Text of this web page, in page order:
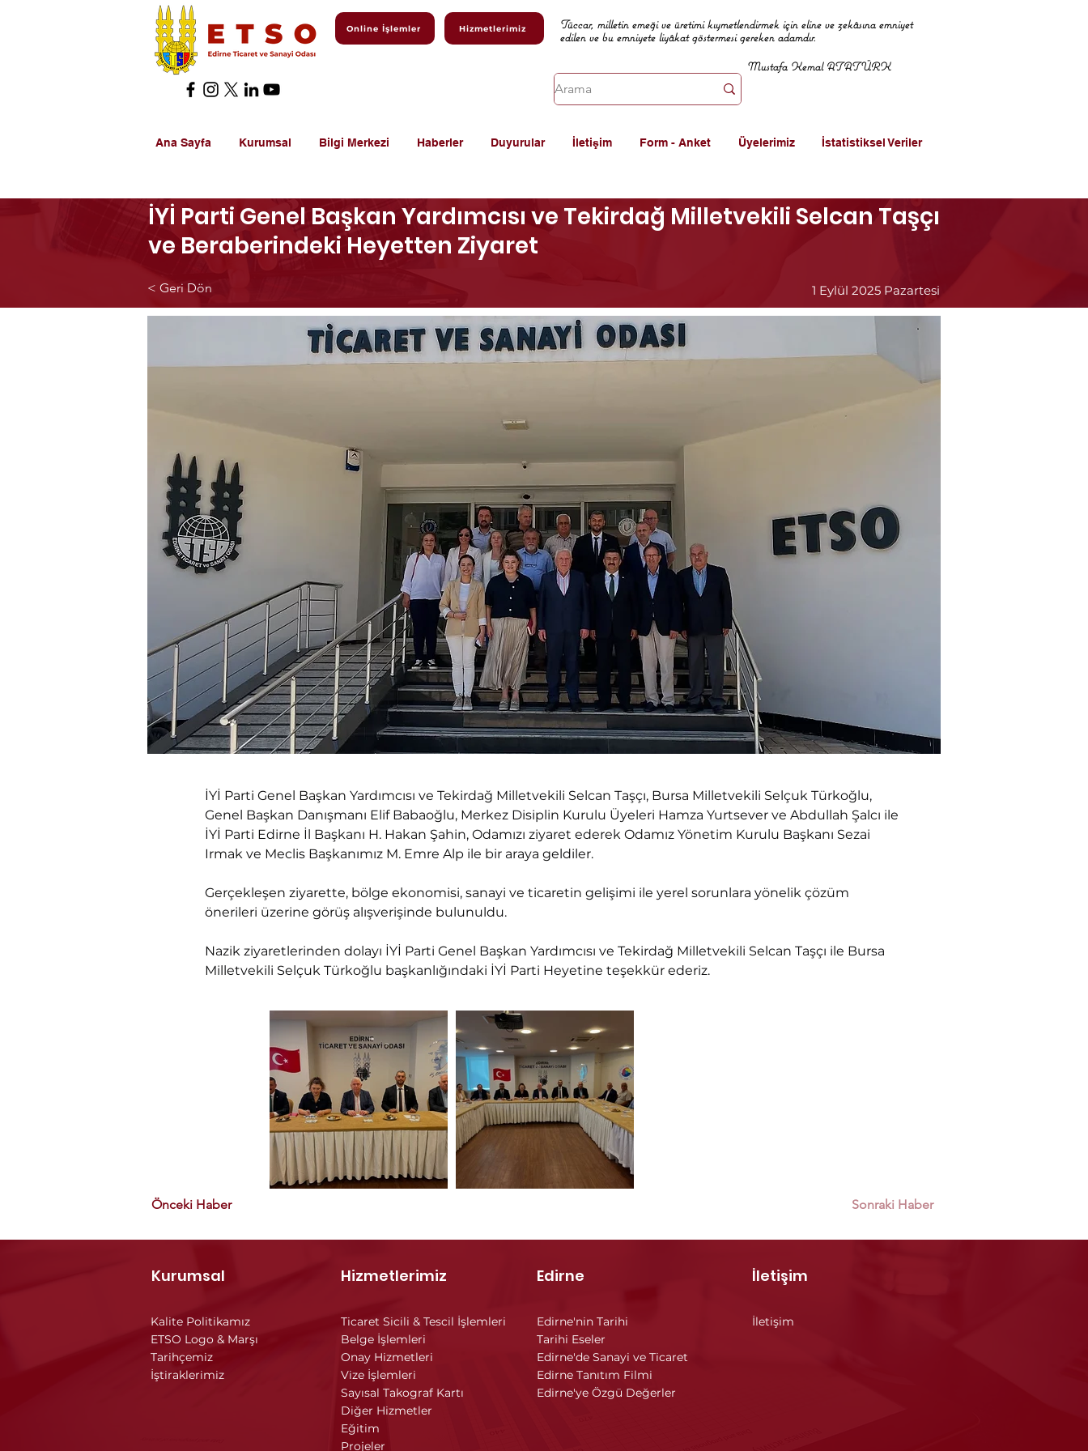
Online İşlemler Hizmetlerimiz
Tüccar, milletin emeği ve üretimi kıymetlendirmek için eline ve zekâsına emniyet
edilen ve bu emniyete liyâkat göstermesi gereken adamdır.
Mustafa Kemal ATATÜRK
Ana Sayfa Kurumsal Bilgi Merkezi Haberler Duyurular İletişim Form - Anket Üyelerimiz İstatistiksel Veriler
İYİ Parti Genel Başkan Yardımcısı ve Tekirdağ Milletvekili Selcan Taşçı
ve Beraberindeki Heyetten Ziyaret
< Geri Dön 1 Eylül 2025 Pazartesi
İYİ Parti Genel Başkan Yardımcısı ve Tekirdağ Milletvekili Selcan Taşçı, Bursa Milletvekili Selçuk Türkoğlu,
Genel Başkan Danışmanı Elif Babaoğlu, Merkez Disiplin Kurulu Üyeleri Hamza Yurtsever ve Abdullah Şalcı ile
İYİ Parti Edirne İl Başkanı H. Hakan Şahin, Odamızı ziyaret ederek Odamız Yönetim Kurulu Başkanı Sezai
Irmak ve Meclis Başkanımız M. Emre Alp ile bir araya geldiler.
Gerçekleşen ziyarette, bölge ekonomisi, sanayi ve ticaretin gelişimi ile yerel sorunlara yönelik çözüm
önerileri üzerine görüş alışverişinde bulunuldu.
Nazik ziyaretlerinden dolayı İYİ Parti Genel Başkan Yardımcısı ve Tekirdağ Milletvekili Selcan Taşçı ile Bursa
Milletvekili Selçuk Türkoğlu başkanlığındaki İYİ Parti Heyetine teşekkür ederiz.
Önceki Haber Sonraki Haber
Kurumsal Hizmetlerimiz Edirne
Kalite Politikamız
ETSO Logo & Marşı
Tarihçemiz
İştiraklerimiz
Ticaret Sicili & Tescil İşlemleri
Belge İşlemleri
Onay Hizmetleri
Vize İşlemleri
Sayısal Takograf Kartı
Diğer Hizmetler
Eğitim
Projeler
Edirne'nin Tarihi
Tarihi Eseler
Edirne'de Sanayi ve Ticaret
Edirne Tanıtım Filmi
Edirne'ye Özgü Değerler
İletişim
İletişim